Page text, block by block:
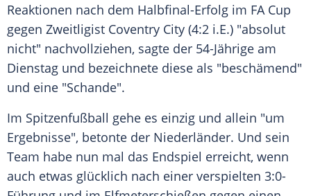
Reaktionen nach dem Halbfinal-Erfolg im FA Cup
gegen Zweitligist Coventry City (4:2 i.E.) "absolut
nicht" nachvollziehen, sagte der 54-Jährige am
Dienstag und bezeichnete diese als "beschämend"
und eine "Schande".
Im Spitzenfußball gehe es einzig und allein "um
Ergebnisse", betonte der Niederländer. Und sein
Team habe nun mal das Endspiel erreicht, wenn
auch etwas glücklich nach einer verspielten 3:0-